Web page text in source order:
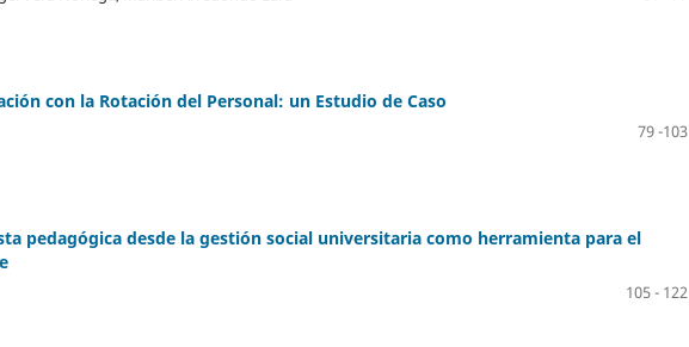
con la Rotación del Personal: un Estudio de Caso
79 -103
pedagógica desde la gestión social universitaria como herramienta para el
105 - 122